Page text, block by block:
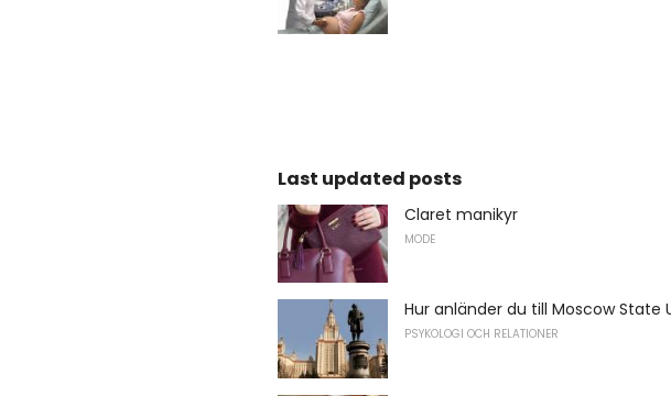
Last updated posts
Claret manikyr
MODE
Hur anländer du till Moscow State
PSYKOLOGI OCH RELATIONER